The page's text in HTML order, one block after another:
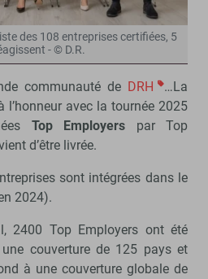
des 108 entreprises certifiées, 5
- © D.R.
communauté de DRH
…La
l’honneur avec la tournée 2025
Top Employers par Top
d’être livrée.
sont intégrées dans le
2024).
2400 Top Employers ont été
couverture de 125 pays et
à une couverture globale de